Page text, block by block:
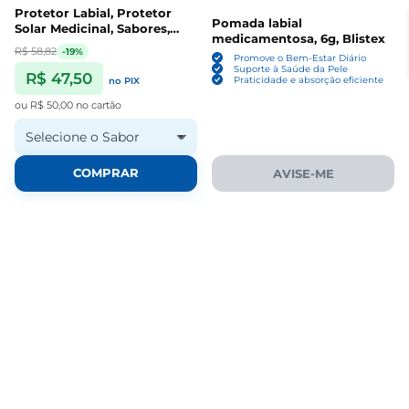
Protetor Labial, Protetor
Solar Medicinal, Sabores,
4,25g, Blistex
R$ 58,82 -19%
R$ 47,50 no PIX
ou R$ 50,00 no cartão
Selecione o Sabor
COMPRAR
Pomada labial
medicamentosa, 6g, Blistex
Promove o Bem-Estar Diário
Suporte à Saúde da Pele
Praticidade e absorção eficiente
AVISE-ME